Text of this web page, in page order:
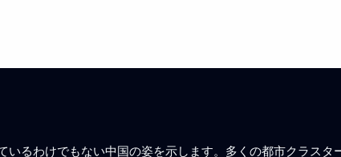
るわけでもない中国の姿を示します。多くの都市クラスタ